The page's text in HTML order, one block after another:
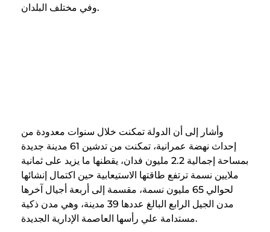
وفي مختلف البلدان.
وأشار إلى أن الدولة تمكنت خلال سنوات معدودة من
إحداث نهضة عمرانية، تمكنت من تدشين 61 مدينة جديدة
بمساحة إجمالية 2.2 مليون فدان، يقطنها ما يزيد على ثمانية
ملايين نسمة ترتفع طاقتها الاستيعابية حين اكتمال إنشائها
لحوالي 65 مليون نسمة، مقسمة إلى أربعة أجيال آخرها
مدن الجيل الرابع البالغ عددها 39 مدينة، وهي مدن ذكية
مستدامة علي رأسها العاصمة الإدارية الجديدة.